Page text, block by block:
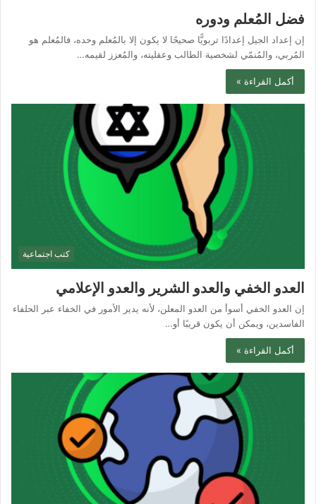
فضل المُعلم ودوره
إن إعداد الجيل إعدادًا تربويًّا صحيحًا لا يكون إلا بالمُعلم وحده، فالمُعلم هو
المُربي، والمُنمّي لشخصية الطالب وعقليته، والمُعزز لقيمه…
أكمل القراءة »
كتب اجتماعية
العدو الخفي والعدو الشرير والعدو الإعلامي
إن العدو الخفي أسوأ من العدو المعلن، لأنه يدير الأمور في الخفاء عبر الحلفاء
الفاسدين، ويمكن أن يكون قريبًا أو…
أكمل القراءة »